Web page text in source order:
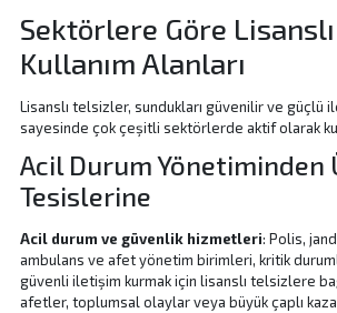
Sektörlere Göre
Kullanım Alanları
Lisanslı telsizler, sundukları güvenilir ve güçlü
sayesinde çok çeşitli sektörlerde aktif olarak
Acil Durum Yönetiminden
Tesislerine
Acil durum ve güvenlik hizmetleri: Polis,
ambulans ve afet yönetim birimleri, kritik
güvenli iletişim kurmak için lisanslı telsizlere
afetler, toplumsal olaylar veya büyük çaplı